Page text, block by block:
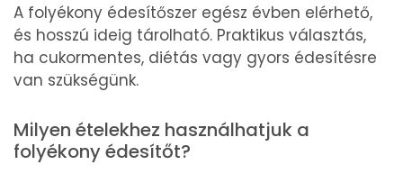
A folyékony édesítőszer egész évben elérhető,
és hosszú ideig tárolható. Praktikus választás,
ha cukormentes, diétás vagy gyors édesítésre
van szükségünk.
Milyen ételekhez használhatjuk a
folyékony édesítőt?